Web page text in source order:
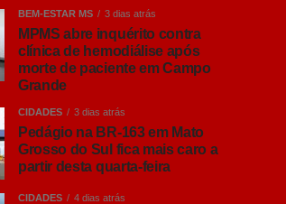
BEM-ESTAR MS 3 dias atrás
MPMS abre inquérito contra
clínica de hemodiálise após
morte de paciente em Campo
Grande
CIDADES 3 dias atrás
Pedágio na BR-163 em Mato
Grosso do Sul fica mais caro a
partir desta quarta-feira
CIDADES 4 dias atrás